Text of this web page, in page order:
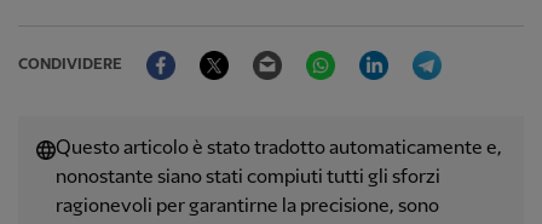
CONDIVIDERE
FacebookTwitter Email WhatsAppLinkedIn
Questo articolo è stato tradotto automaticamente e,
nonostante siano stati compiuti tutti gli sforzi
ragionevoli per garantirne la precisione, sono